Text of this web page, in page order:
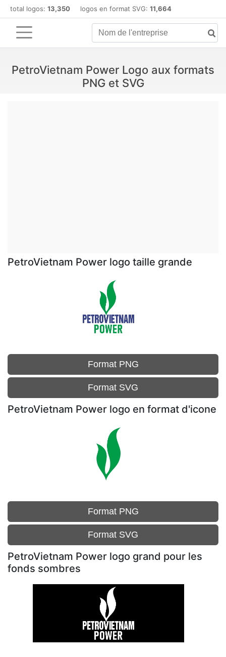
total logos: 13,350 logos en format SVG: 11,664
PetroVietnam Power Logo aux formats
PNG et SVG
PetroVietnam Power logo taille grande
Format PNG
Format SVG
PetroVietnam Power logo en format d'icone
Format PNG
Format SVG
PetroVietnam Power logo grand pour les
fonds sombres